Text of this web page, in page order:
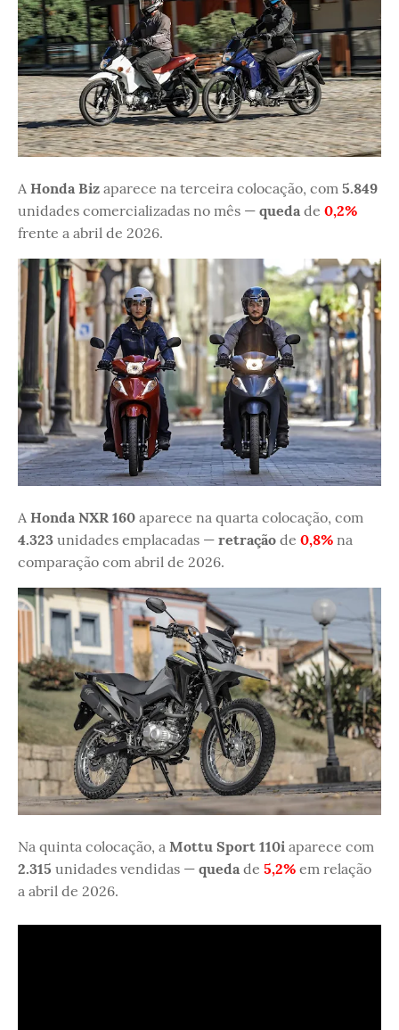
A Honda Biz aparece na terceira colocação, com 5.849
unidades comercializadas no mês — queda de 0,2%
frente a abril de 2026.
A Honda NXR 160 aparece na quarta colocação, com
4.323 unidades emplacadas — retração de 0,8% na
comparação com abril de 2026.
Na quinta colocação, a Mottu Sport 110i aparece com
2.315 unidades vendidas — queda de 5,2% em relação
a abril de 2026.